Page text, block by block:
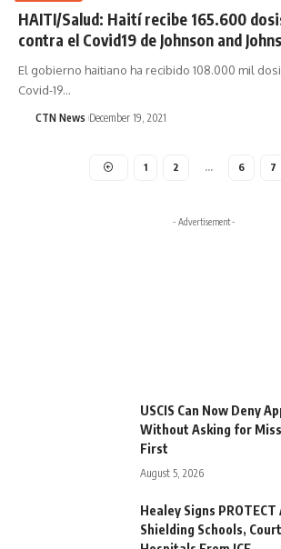
HAITI/Salud: Haití recibe 165.600
contra el Covid19 de Johnson and
El gobierno haitiano ha recibido 108.000 mil
Covid-19…
CTN News December 19, 2021
1 2 … 6 7
- Advertisement -
USCIS Can Now Deny
Without Asking for
First
August 5, 2026
Healey Signs
Shielding Schools,